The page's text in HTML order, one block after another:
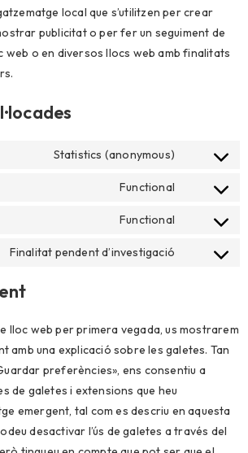
local que s’utilitzen per crear
publicitat o per fer un seguiment de
web o en diversos llocs web amb finalitats
Statistics (anonymous)
Functional
Functional
Finalitat pendent d’investigació
lloc web per primera vegada, us mostrarem
amb una explicació sobre les galetes. Tan
preferències», ens consentiu a
de galetes i extensions que heu
emergent, tal com es descriu en aquesta
desactivar l’ús de galetes a través del